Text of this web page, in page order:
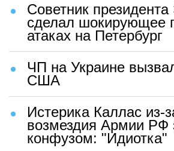
Советник президента
сделал шокирующее
атаках на Петербург
ЧП на Украине
США
Истерика Каллас из-
возмездия Армии РФ
конфузом: "Идиотка"